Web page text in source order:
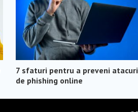
7 sfaturi pentru a preveni
de phishing online